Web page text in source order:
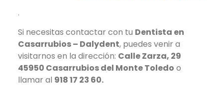
.
Si necesitas contactar con tu Dentista en
Casarrubios – Dalydent, puedes venir a
visitarnos en la dirección: Calle Zarza, 29
45950 Casarrubios del Monte Toledo o
llamar al 918 17 23 60.